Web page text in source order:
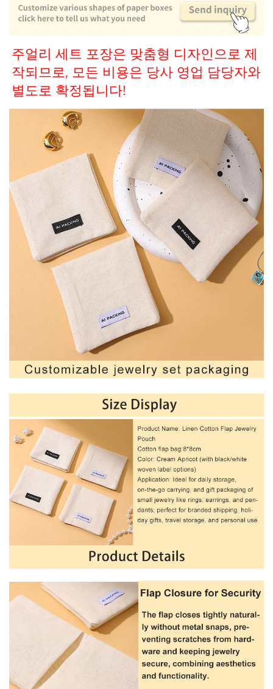
주얼리 세트 포장은 맞춤형 디자인으로 제
작되므로, 모든 비용은 당사 영업 담당자와
별도로 확정됩니다!